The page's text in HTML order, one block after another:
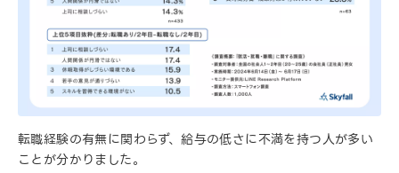
転職経験の有無に関わらず、給与の低さに不満を持つ人が多い
ことが分かりました。